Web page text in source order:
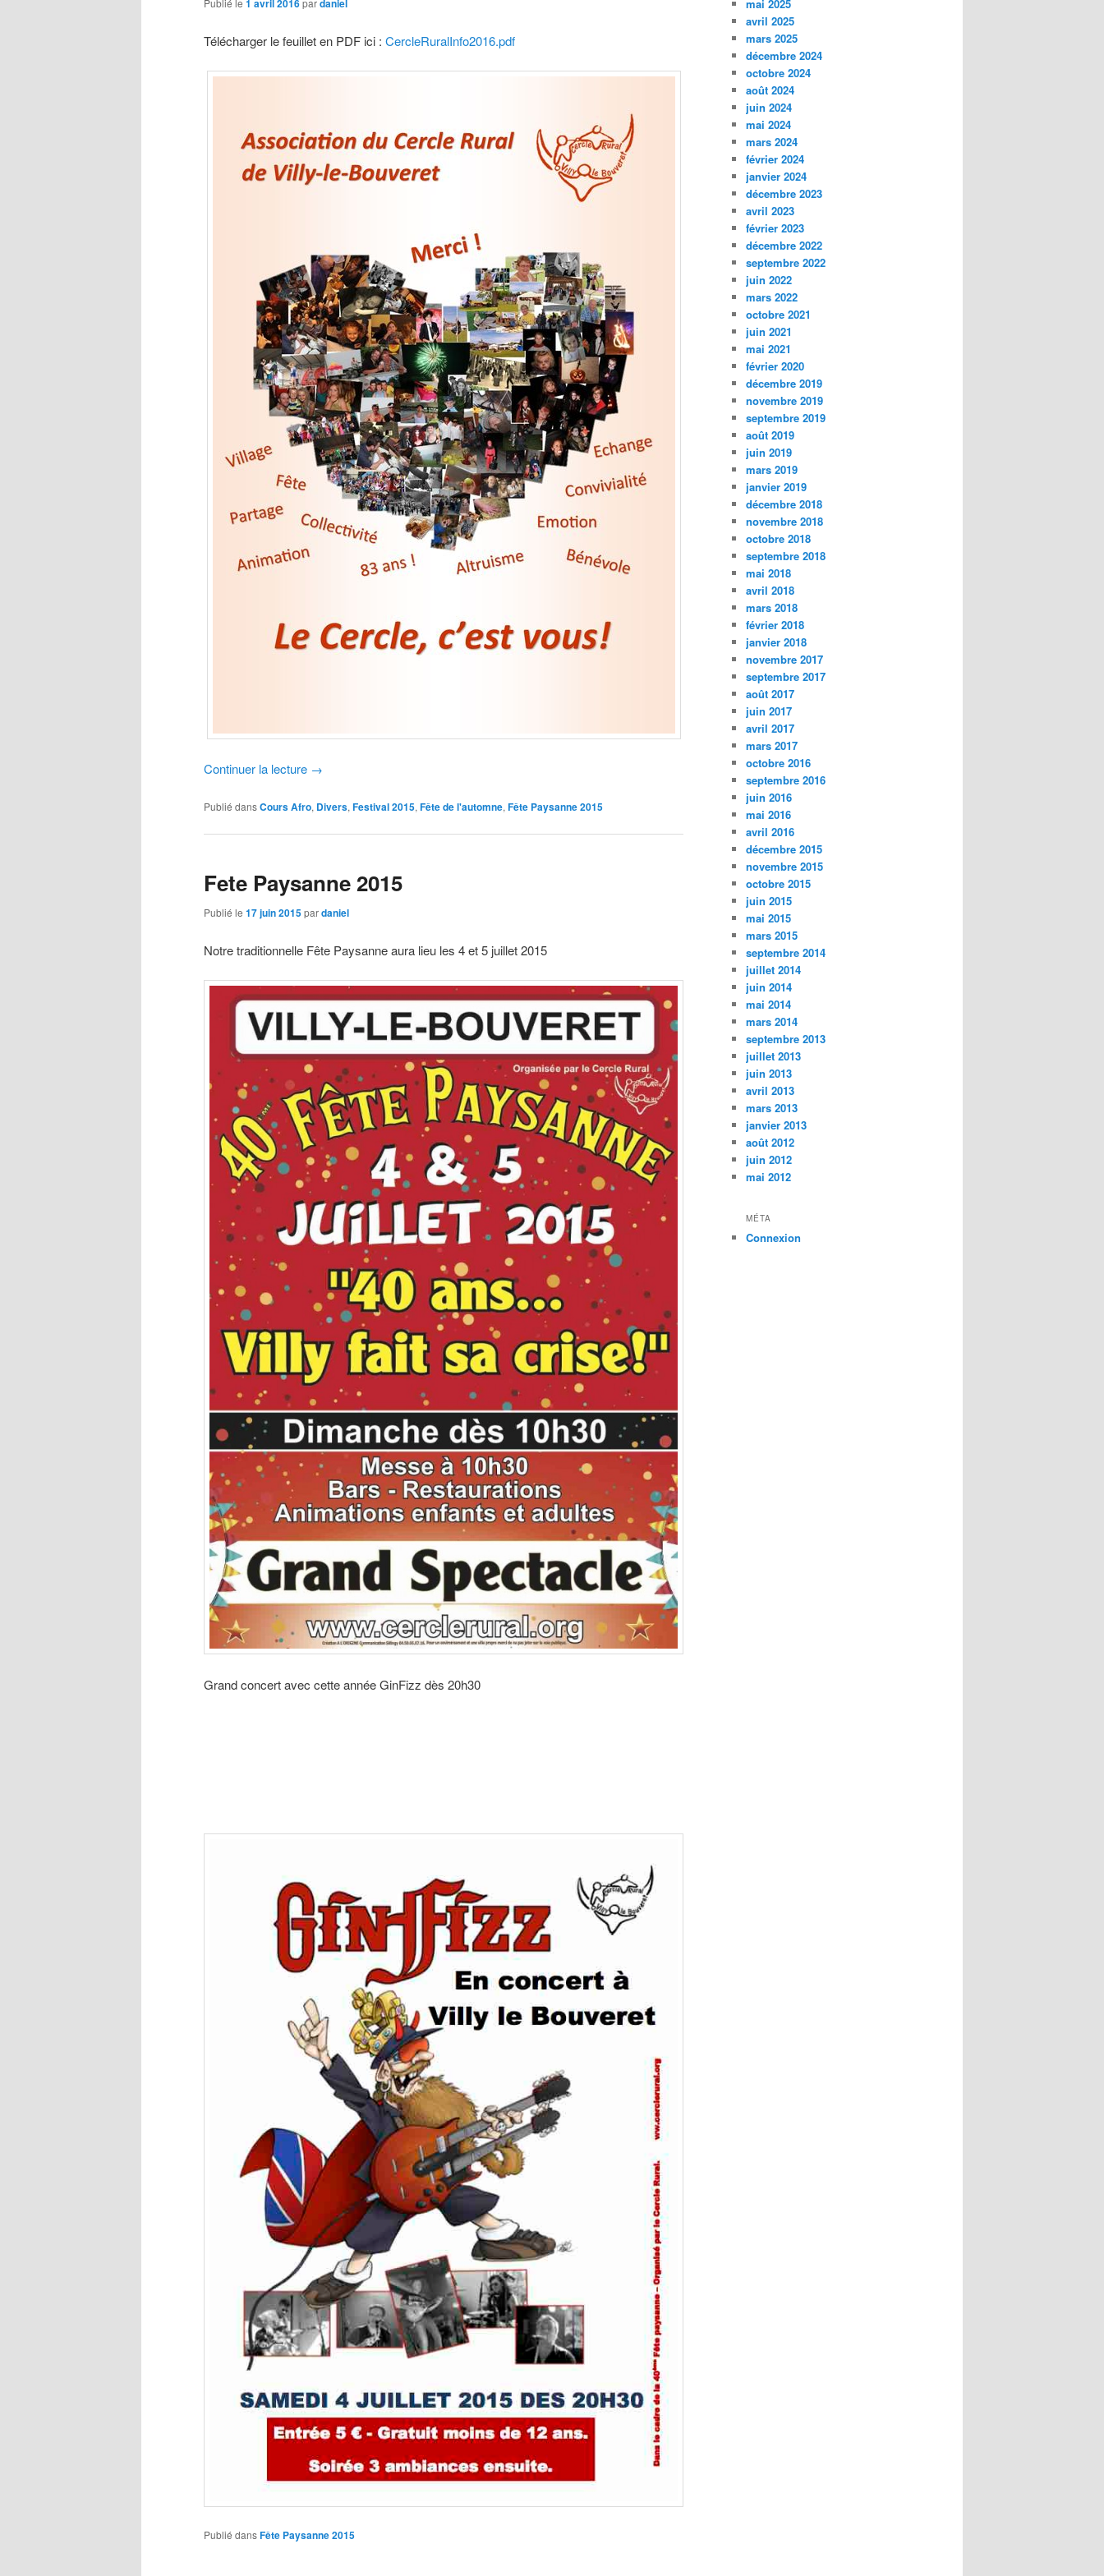
Publié le 1 avril 2016pardaniel
Télécharger le feuillet en PDF ici : CercleRuralInfo2016.pdf
Continuer la lecture →
Publié dansCours Afro, Divers, Festival 2015, Fête de l'automne, Fête Paysanne 2015
Fete Paysanne 2015
Publié le 17 juin 2015pardaniel
Notre traditionnelle Fête Paysanne aura lieu les 4 et 5 juillet 2015
Grand concert avec cette année GinFizz dès 20h30
Publié dansFête Paysanne 2015
mai 2025
avril 2025
mars 2025
décembre 2024
octobre 2024
août 2024
juin 2024
mai 2024
mars 2024
février 2024
janvier 2024
décembre 2023
avril 2023
février 2023
décembre 2022
septembre 2022
juin 2022
mars 2022
octobre 2021
juin 2021
mai 2021
février 2020
décembre 2019
novembre 2019
septembre 2019
août 2019
juin 2019
mars 2019
janvier 2019
décembre 2018
novembre 2018
octobre 2018
septembre 2018
mai 2018
avril 2018
mars 2018
février 2018
janvier 2018
novembre 2017
septembre 2017
août 2017
juin 2017
avril 2017
mars 2017
octobre 2016
septembre 2016
juin 2016
mai 2016
avril 2016
décembre 2015
novembre 2015
octobre 2015
juin 2015
mai 2015
mars 2015
septembre 2014
juillet 2014
juin 2014
mai 2014
mars 2014
septembre 2013
juillet 2013
juin 2013
avril 2013
mars 2013
janvier 2013
août 2012
juin 2012
mai 2012
MÉTA
Connexion